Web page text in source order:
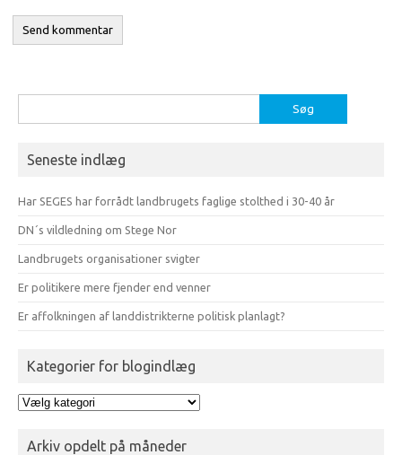
efter:
Seneste indlæg
Har SEGES har forrådt landbrugets faglige stolthed i 30-40 år
DN´s vildledning om Stege Nor
Landbrugets organisationer svigter
Er politikere mere fjender end venner
Er affolkningen af landdistrikterne politisk planlagt?
Kategorier for blogindlæg
Kategorier
Arkiv opdelt på måneder